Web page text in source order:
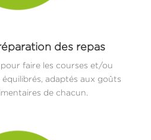
des repas
faire les courses et/ou
adaptés aux goûts
de chacun.